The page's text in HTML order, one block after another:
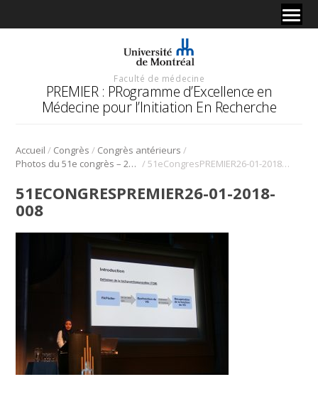
Faculté de médecine
PREMIER : PRogramme d’Excellence en
Médecine pour l’Initiation En Recherche
Accueil / Congrès / Congrès antérieurs /
Photos du 51e congrès – 2018 / 51eCongresPREMIER26-01-2018-008
51ECONGRESPREMIER26-01-2018-
008